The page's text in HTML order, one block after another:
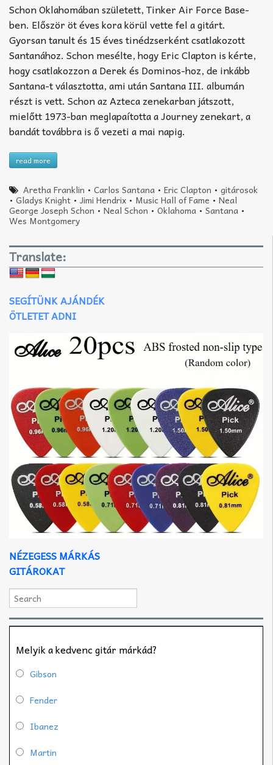
Schon Oklahomában született, Tinker Air Force Base-
ben. Először öt éves kora körül vette fel a gitárt.
Gyorsan tanult és 15 éves tinédzserként csatlakozott
Santanához. Schon mesélte, hogy Eric Clapton is kérte,
hogy csatlakozzon a Derek és Dominos-hoz, de inkább
Santana-t választotta, ami után Santana III. albumán
részt is vett. Schon az Azteca zenekarban játszott,
mielőtt 1973-ban meglapaította a Journey zenekart, a
bandát továbbra is ő vezeti a mai napig.
read more
Aretha Franklin •Carlos Santana •Eric Clapton •gitárosok
• Gladys Knight • Jimi Hendrix • Music Hall of Fame • Neal
George Joseph Schon • Neal Schon • Oklahoma • Santana •
Wes Montgomery
Translate:
SEGÍTÜNK AJÁNDÉK
ÖTLETET ADNI
NÉZEGESS MÁRKÁS
GITÁROKAT
Melyik a kedvenc gitár márkád?
Gibson
Fender
Ibanez
Martin